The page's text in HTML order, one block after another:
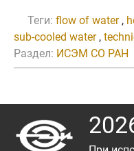
Теги: flow of water,
sub-cooled water,
Раздел: ИСЭМ СО РАН